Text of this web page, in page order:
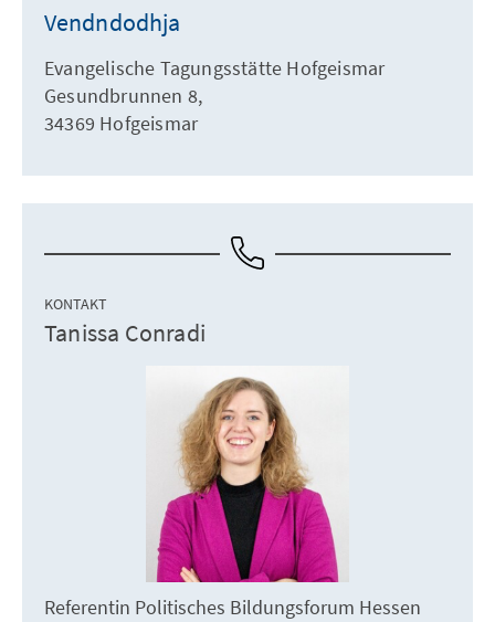
Vendndodhja
Evangelische Tagungsstätte Hofgeismar
Gesundbrunnen 8,
34369 Hofgeismar
KONTAKT
Tanissa Conradi
Referentin Politisches Bildungsforum Hessen